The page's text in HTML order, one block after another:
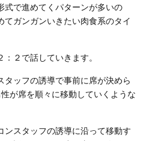
式で進めてくパターンが多いの
てガンガンいきたい肉食系のタイ
２で話していきます。
タッフの誘導で事前に席が決めら
が席を順々に移動していくような
ンスタッフの誘導に沿って移動す